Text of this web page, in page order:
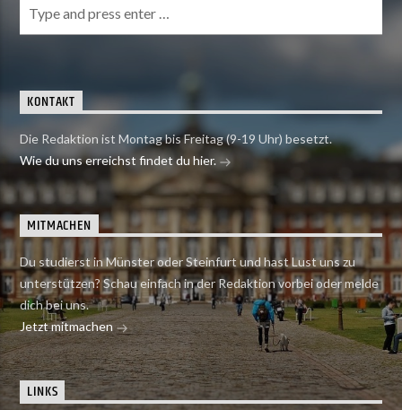
KONTAKT
Die Redaktion ist Montag bis Freitag (9-19 Uhr) besetzt.
Wie du uns erreichst findet du hier.
MITMACHEN
Du studierst in Münster oder Steinfurt und hast Lust uns zu
unterstützen? Schau einfach in der Redaktion vorbei oder melde
dich bei uns.
Jetzt mitmachen
LINKS